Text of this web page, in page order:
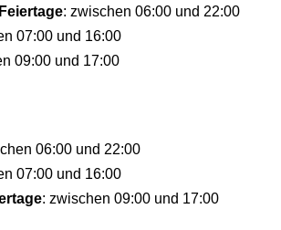
: zwischen 06:00 und 22:00
07:00 und 16:00
09:00 und 17:00
06:00 und 22:00
07:00 und 16:00
: zwischen 09:00 und 17:00